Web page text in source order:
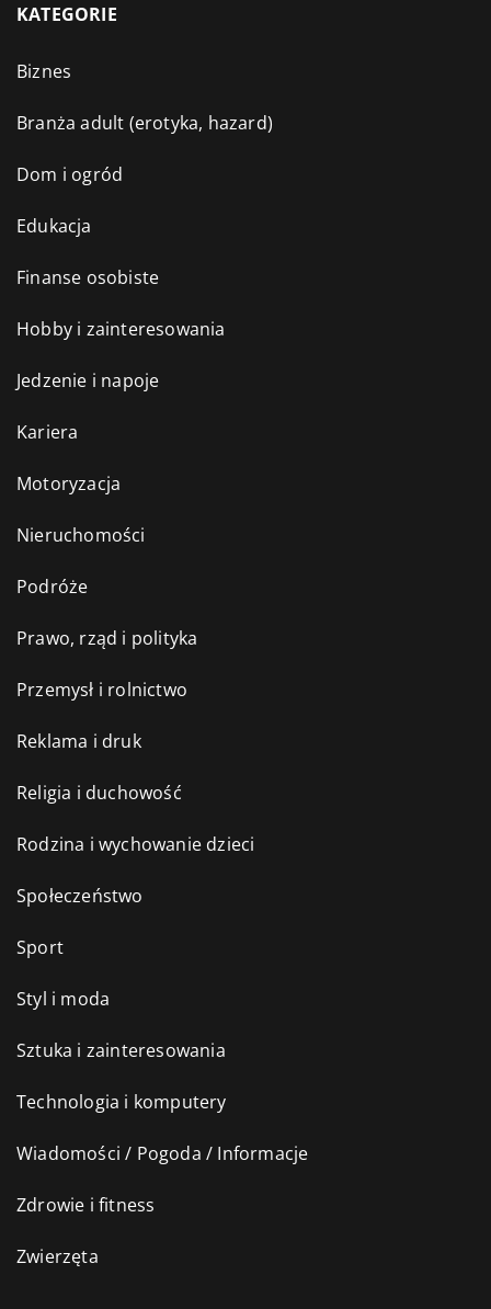
KATEGORIE
Biznes
Branża adult (erotyka, hazard)
Dom i ogród
Edukacja
Finanse osobiste
Hobby i zainteresowania
Jedzenie i napoje
Kariera
Motoryzacja
Nieruchomości
Podróże
Prawo, rząd i polityka
Przemysł i rolnictwo
Reklama i druk
Religia i duchowość
Rodzina i wychowanie dzieci
Społeczeństwo
Sport
Styl i moda
Sztuka i zainteresowania
Technologia i komputery
Wiadomości / Pogoda / Informacje
Zdrowie i fitness
Zwierzęta